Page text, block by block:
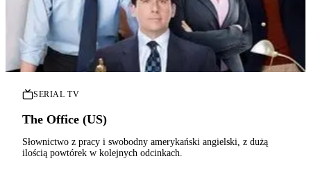
SERIAL TV
The Office (US)
Słownictwo z pracy i swobodny amerykański angielski, z dużą
ilością powtórek w kolejnych odcinkach.